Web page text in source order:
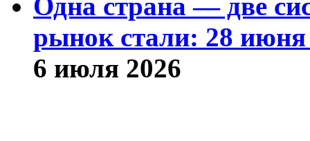
рынок стали: 28
6 июля 2026